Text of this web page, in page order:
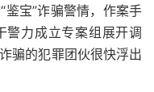
鉴宝”诈骗警情，作案手
警力成立专案组展开调
骗的犯罪团伙很快浮出